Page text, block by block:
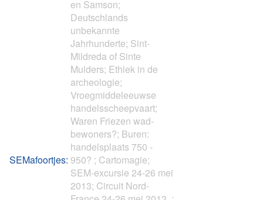
SEMafoortjes:
en Samson;
Deutschlands
unbekannte
Jahrhunderte; Sint-
Mildreda of Sinte
Mulders; Ethiek in de
archeologie;
Vroegmiddeleeuwse
handelsscheepvaart;
Waren Friezen wad-
bewoners?; Buren:
handelsplaats 750 -
950? ; Cartomagie;
SEM-excursie 24-26 mei
2013; Circuit Nord-